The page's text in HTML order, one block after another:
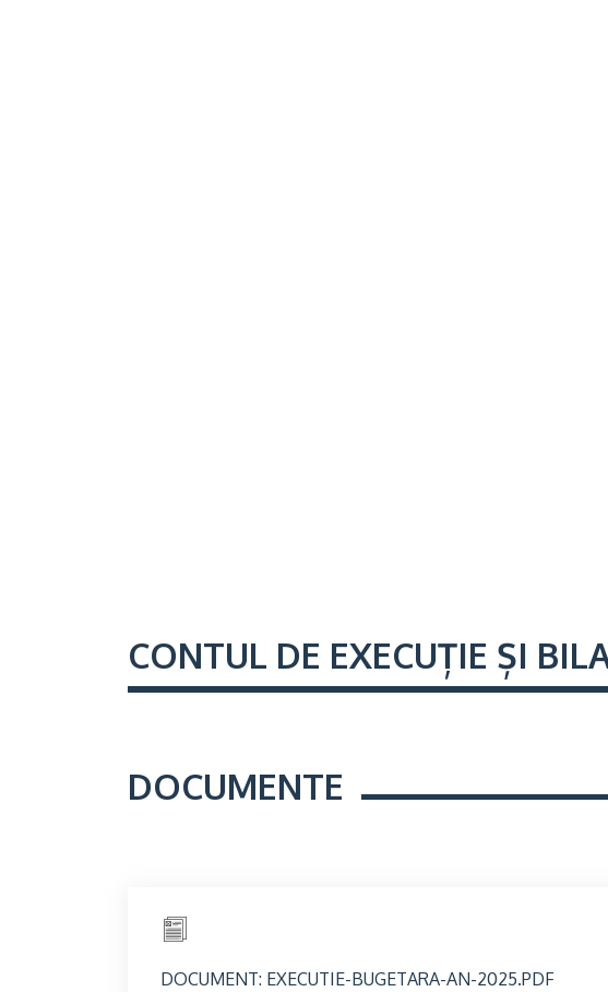
CONTUL DE EXECUȚIE ȘI
DOCUMENTE
DOCUMENT: EXECUTIE-BUGETARA-AN-2025.PDF